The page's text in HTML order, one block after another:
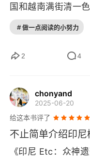
资料来源及延伸阅读
国和越南满街清一
性，日韩民族的封
中国大众对日本和
里燃烧，要打也是
村如何平爆就应该
宾等等各种小事件
海战火燃烧，美国
我很喜欢西方类似
# 做一点阅读的小努力
2 4
chonyand
2025-06-20
给这本书评了
不止简单介绍印
《印尼 Etc ：众神